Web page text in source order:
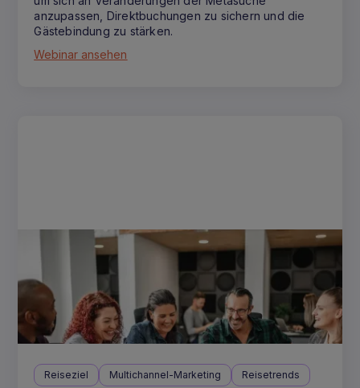
anzupassen, Direktbuchungen zu sichern und die
Gästebindung zu stärken.
Webinar ansehen
Reiseziel Multichannel-Marketing Reisetrends